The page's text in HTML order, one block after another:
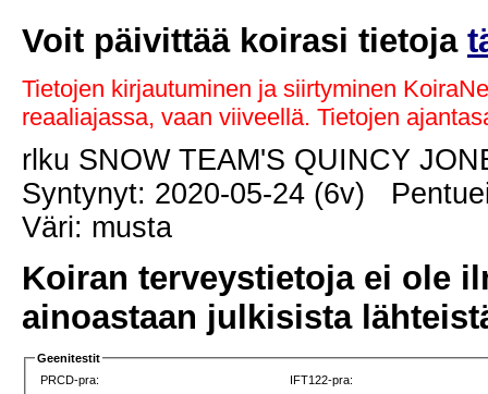
Voit päivittää koirasi tietoja
Tietojen kirjautuminen ja siirtyminen
reaaliajassa, vaan viiveellä. Tietojen
rlku SNOW TEAM'S QUINCY
Syntynyt: 2020-05-24 (6v)
Väri: musta
Koiran terveystietoja ei ole
ainoastaan julkisista
Geenitestit
PRCD-pra:
IFT122-pra: